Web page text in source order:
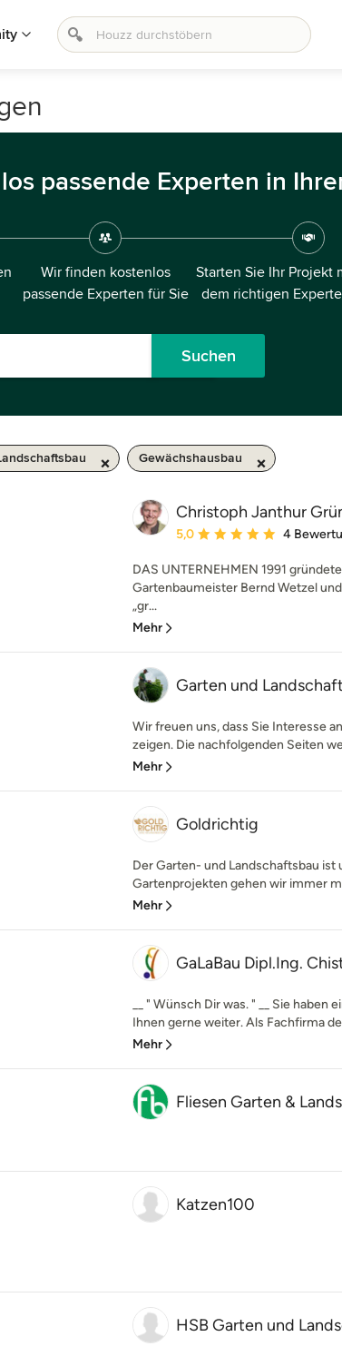
passende Experten in
Wir finden kostenlos
passende Experten für Sie
Starten Sie Ihr Projekt
dem richtigen
Suchen
Gewächshausbau
Christoph Janthur
Durchschnittliche
5,0 4
DAS UNTERNEHMEN 1991
Gartenbaumeister Bernd Wetzel
„gr...
Mehr
Garten und
Wir freuen uns, dass Sie Interesse
zeigen. Die nachfolgenden Seiten
Mehr
Goldrichtig
Der Garten- und Landschaftsbau ist
Gartenprojekten gehen wir immer
Mehr
GaLaBau Dipl.Ing.
__ " Wünsch Dir was. " __ Sie
Ihnen gerne weiter. Als Fachfirma
Mehr
Fliesen Garten &
Katzen100
HSB Garten und